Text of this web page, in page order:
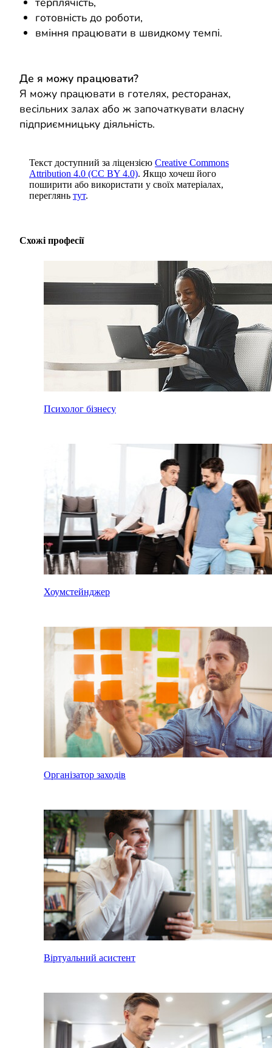
готовність до роботи,
вміння працювати в швидкому темпі.
Де я можу працювати?
Я можу працювати в готелях, ресторанах,
весільних залах або ж започаткувати власну
підприємницьку діяльність.
Текст доступний за ліцензією Creative Commons
Attribution 4.0 (CC BY 4.0). Якщо хочеш його
поширити або використати у своїх матеріалах,
переглянь тут.
Схожі професії
Психолог бізнесу
Хоумстейнджер
Організатор заходів
Віртуальний асистент